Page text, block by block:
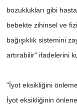
bozuklukları gibi
bebekte zihinsel ve
bağışıklık sistemini
artırabilir" ifadelerini
"İyot eksikliğini
İyot eksikliğinin